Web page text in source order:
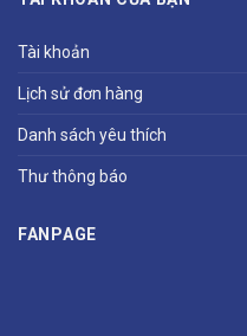
Tài khoản
Lịch sử đơn hàng
Danh sách yêu thích
Thư thông báo
FANPAGE